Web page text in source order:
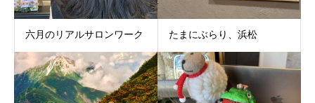
六月のリアルサロンワーク たまにぶらり、浜松